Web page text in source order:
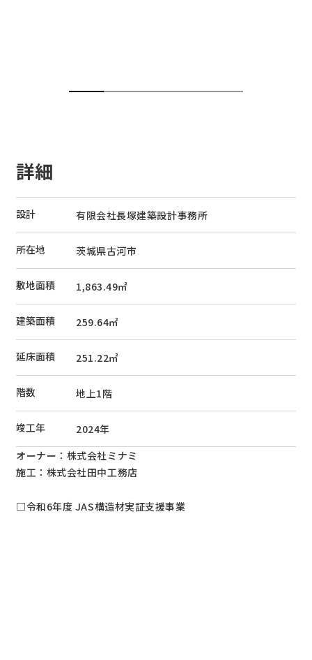
詳細
設計 有限会社長塚建築設計事務所
所在地 茨城県古河市
敷地面積 1,863.49㎡
建築面積 259.64㎡
延床面積 251.22㎡
階数 地上1階
竣工年 2024年
オーナー：株式会社ミナミ
施工：株式会社田中工務店
□令和6年度 JAS構造材実証支援事業